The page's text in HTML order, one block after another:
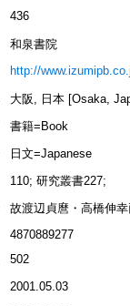
436
和泉書院
http://
大阪, 日本 [Osaka,
書籍=Book
日文=Japanese
110; 研究叢書227;
故渡辺貞麿・高橋伸
4870889277
502
2001.05.03